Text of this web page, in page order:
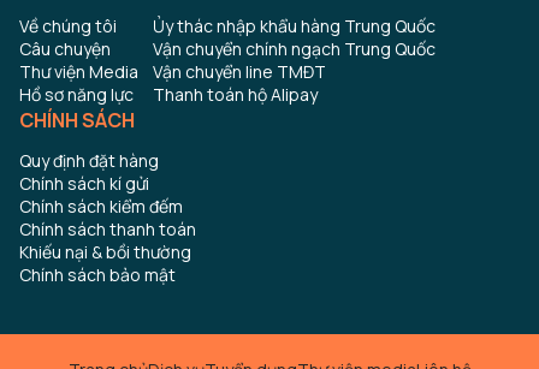
Về chúng tôi
Câu chuyện
Thư viện Media
Hồ sơ năng lực
Ủy thác nhập khẩu hàng Trung Quốc
Vận chuyển chính ngạch Trung Quốc
Vận chuyển line TMĐT
Thanh toán hộ Alipay
CHÍNH SÁCH
Quy định đặt hàng
Chính sách kí gửi
Chính sách kiểm đếm
Chính sách thanh toán
Khiếu nại & bồi thường
Chính sách bảo mật